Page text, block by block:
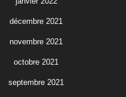
décembre 2021
novembre 2021
octobre 2021
septembre 2021